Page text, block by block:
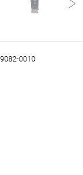
0010